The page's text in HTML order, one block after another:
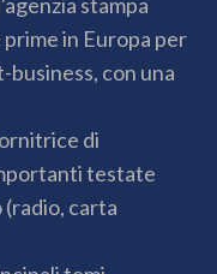
stampa
in Europa per
con una
di
testate
(radio, carta